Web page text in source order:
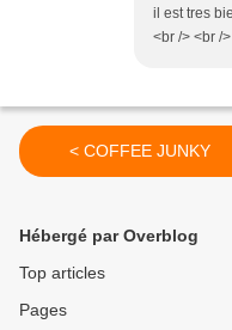
il est tres
<br /> <br /
< COFFEE JUNKY
Hébergé par Overblog
Top articles
Pages